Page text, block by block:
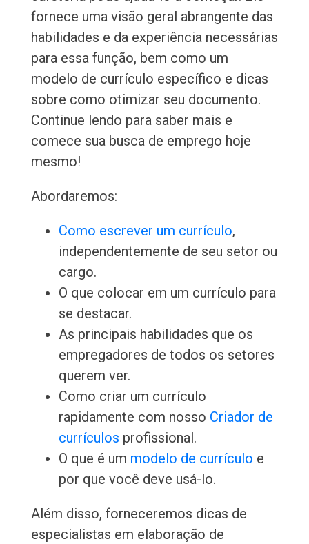
fornece uma visão geral abrangente das
habilidades e da experiência necessárias
para essa função, bem como um
modelo de currículo específico e dicas
sobre como otimizar seu documento.
Continue lendo para saber mais e
comece sua busca de emprego hoje
mesmo!
Abordaremos:
Como escrever um currículo,
independentemente de seu setor ou
cargo.
O que colocar em um currículo para
se destacar.
As principais habilidades que os
empregadores de todos os setores
querem ver.
Como criar um currículo
rapidamente com nosso Criador de
currículos profissional.
O que é um modelo de currículo e
por que você deve usá-lo.
Além disso, forneceremos dicas de
especialistas em elaboração de